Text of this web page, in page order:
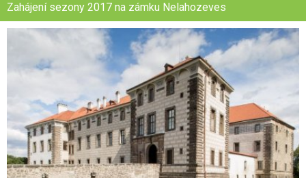
Zahájení sezony 2017 na zámku Nelahozeves